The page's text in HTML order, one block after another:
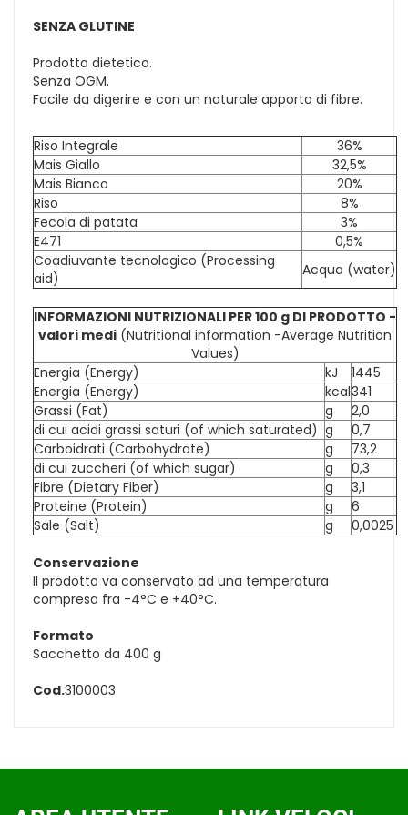
SENZA GLUTINE
Prodotto dietetico.
Senza OGM.
Facile da digerire e con un naturale apporto di fibre.
Riso Integrale
36%
Mais Giallo
32,5%
Mais Bianco
20%
Riso
8%
Fecola di patata
3%
E471
0,5%
Coadiuvante tecnologico (Processing
aid)
Acqua (water)
INFORMAZIONI NUTRIZIONALI PER 100 g DI PRODOTTO -
valori medi (Nutritional information -Average Nutrition
Values)
Energia (Energy)
kJ
1445
Energia (Energy)
kcal341
Grassi (Fat)
g
2,0
di cui acidi grassi saturi (of which saturated) g
0,7
Carboidrati (Carbohydrate)
g
73,2
di cui zuccheri (of which sugar)
g
0,3
Fibre (Dietary Fiber)
g
3,1
Proteine (Protein)
g
6
Sale (Salt)
g 0,0025
Conservazione
Il prodotto va conservato ad una temperatura
compresa fra -4°C e +40°C.
Formato
Sacchetto da 400 g
Cod.3100003